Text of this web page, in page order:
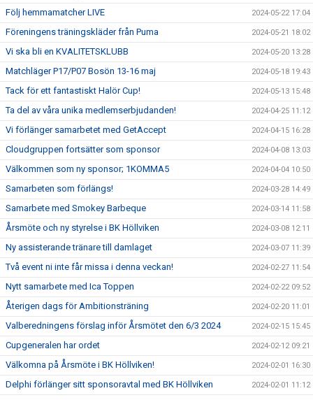
Följ hemmamatcher LIVE 2024-05-22 17:04
Föreningens träningskläder från Puma 2024-05-21 18:02
Vi ska bli en KVALITETSKLUBB 2024-05-20 13:28
Matchläger P17/P07 Bosön 13-16 maj 2024-05-18 19:43
Tack för ett fantastiskt Halör Cup! 2024-05-13 15:48
Ta del av våra unika medlemserbjudanden! 2024-04-25 11:12
Vi förlänger samarbetet med GetAccept 2024-04-15 16:28
Cloudgruppen fortsätter som sponsor 2024-04-08 13:03
Välkommen som ny sponsor; 1KOMMA5 2024-04-04 10:50
Samarbeten som förlängs! 2024-03-28 14:49
Samarbete med Smokey Barbeque 2024-03-14 11:58
Årsmöte och ny styrelse i BK Höllviken 2024-03-08 12:11
Ny assisterande tränare till damlaget 2024-03-07 11:39
Två event ni inte får missa i denna veckan! 2024-02-27 11:54
Nytt samarbete med Ica Toppen 2024-02-22 09:52
Återigen dags för Ambitionsträning 2024-02-20 11:01
Valberedningens förslag inför Årsmötet den 6/3 2024 2024-02-15 15:45
Cupgeneralen har ordet 2024-02-12 09:21
Välkomna på Årsmöte i BK Höllviken! 2024-02-01 16:30
Delphi förlänger sitt sponsoravtal med BK Höllviken 2024-02-01 11:12